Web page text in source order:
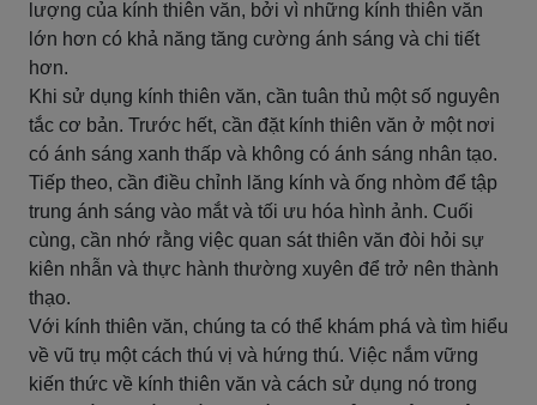
lượng của kính thiên văn, bởi vì những kính thiên văn
lớn hơn có khả năng tăng cường ánh sáng và chi tiết
hơn.
Khi sử dụng kính thiên văn, cần tuân thủ một số nguyên
tắc cơ bản. Trước hết, cần đặt kính thiên văn ở một nơi
có ánh sáng xanh thấp và không có ánh sáng nhân tạo.
Tiếp theo, cần điều chỉnh lăng kính và ống nhòm để tập
trung ánh sáng vào mắt và tối ưu hóa hình ảnh. Cuối
cùng, cần nhớ rằng việc quan sát thiên văn đòi hỏi sự
kiên nhẫn và thực hành thường xuyên để trở nên thành
thạo.
Với kính thiên văn, chúng ta có thể khám phá và tìm hiểu
về vũ trụ một cách thú vị và hứng thú. Việc nắm vững
kiến thức về kính thiên văn và cách sử dụng nó trong